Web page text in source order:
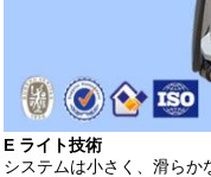
E ライト技術
システムは小さく、滑らか